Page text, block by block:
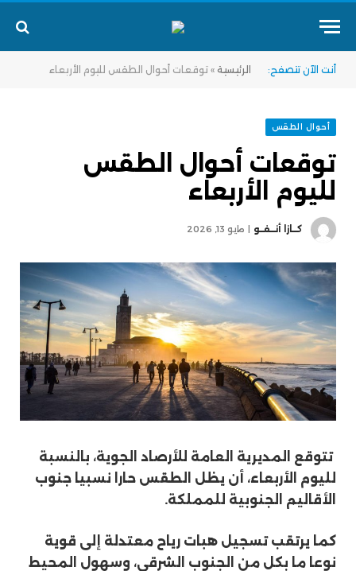
أنت الآن تتصفح: الرئيسية » توقعات أحوال الطقس لليوم الأربعاء
أحوال الطقس
توقعات أحوال الطقس
لليوم الأربعاء
كــازا أنــفــو مايو 13, 2026
تتوقع المديرية العامة للأرصاد الجوية، بالنسبة
لليوم الأربعاء، أن يظل الطقس حارا نسبيا جنوب
الأقاليم الجنوبية للمملكة.
كما يرتقب تسجيل هبات رياح معتدلة إلى قوية
نوعا ما بكل من الجنوب الشرقي، وسهول المحيط